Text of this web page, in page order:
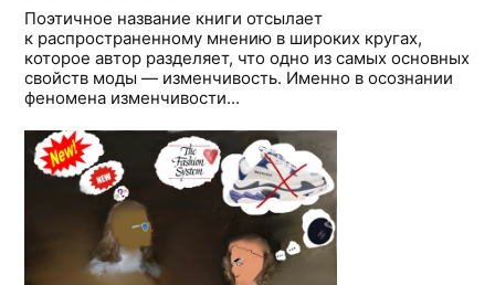
Поэтичное название книги отсылает
к распространенному мнению в широких кругах,
которое автор разделяет, что одно из самых основных
свойств моды — изменчивость. Именно в осознании
феномена изменчивости...